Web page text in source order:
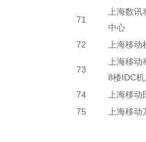
71
上海数
中心
72
上海移
73
上海移
8楼IDC
74
上海移
75
上海移